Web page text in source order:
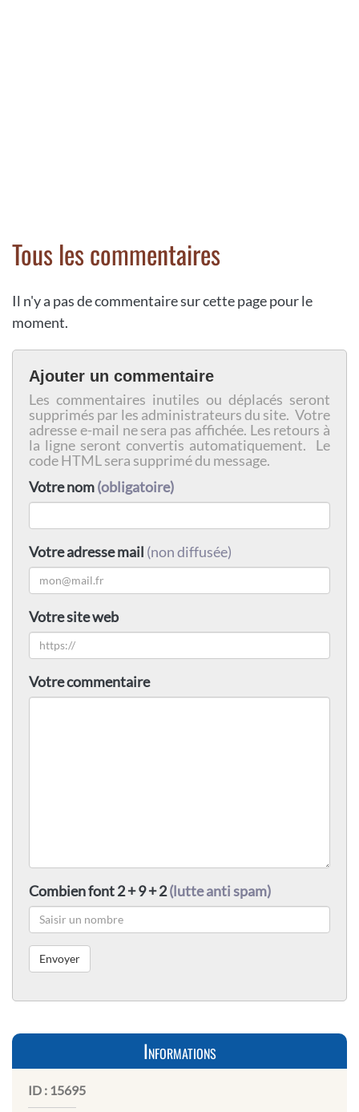
Tous les commentaires
Il n'y a pas de commentaire sur cette page pour le
moment.
Ajouter un commentaire
Les commentaires inutiles ou déplacés seront
supprimés par les administrateurs du site. Votre
adresse e-mail ne sera pas affichée. Les retours à
la ligne seront convertis automatiquement. Le
code HTML sera supprimé du message.
Votre nom(obligatoire)
Votre adresse mail (non diffusée)
Votre site web
Votre commentaire
Combien font 2 + 9 + 2(lutte anti spam)
Informations
ID : 15695